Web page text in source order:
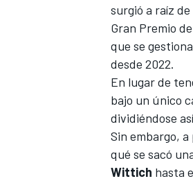
surgió a raíz
Gran Premio
que se
desde 2022.
En lugar de
bajo un único
dividiéndose
Sin embargo,
qué se sacó
Wittich hasta